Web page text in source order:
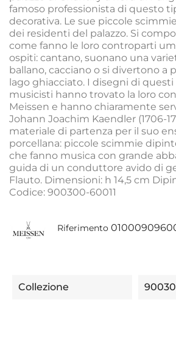
famoso professionista di questo
decorativa. Le sue piccole
dei residenti del palazzo. Si
come fanno le loro controparti
ospiti: cantano, suonano una
ballano, cacciano o si divertono a
lago ghiacciato. I disegni di
musicisti hanno trovato la loro
Meissen e hanno chiaramente
Johann Joachim Kaendler (1706-
materiale di partenza per il suo
porcellana: piccole scimmie
che fanno musica con grande
guida di un conduttore avido di
Flauto. Dimensioni: h 14,5 cm
Codice: 900300-60011
Riferimento
Collezione